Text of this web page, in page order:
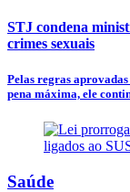
STJ condena
crimes sexuais
Pelas regras
pena máxima, ele
Saúde